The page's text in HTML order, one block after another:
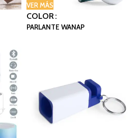
VER MÁS
COLOR
PARLANTE WANAP